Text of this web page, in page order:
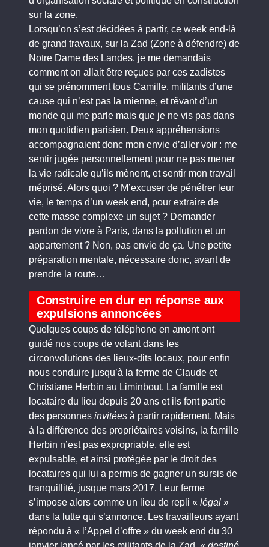
sur la zone.
Lorsqu’on s’est décidées à partir, ce week end-là
de grand travaux, sur la Zad (Zone à défendre) de
Notre Dame des Landes, je me demandais
comment on allait être reçues par ces zadistes
qui se prénomment tous Camille, militants d’une
cause qui n’est pas la mienne, et rêvant d’un
monde qui me parle mais que je ne vis pas dans
mon quotidien parisien. Deux appréhensions
accompagnaient donc mon envie d’aller voir : me
sentir jugée personnellement pour ne pas mener
la vie radicale qu’ils mènent, et sentir mon travail
méprisé. Alors quoi ? M’excuser de pénétrer leur
vie, le temps d’un week end, pour extraire de
cette masse complexe un sujet ? Demander
pardon de vivre à Paris, dans la pollution et un
appartement ? Non, pas envie de ça. Une petite
préparation mentale, nécessaire donc, avant de
prendre la route…
Construire en dur en réponse aux
expulsions annoncées
Quelques coups de téléphone en amont ont
guidé nos coups de volant dans les
circonvolutions des lieux-dits locaux, pour enfin
nous conduire jusqu’à la ferme de Claude et
Christiane Herbin au Liminbout. La famille est
locataire du lieu depuis 20 ans et ils font partie
des personnes invitées à partir rapidement. Mais
à la différence des propriétaires voisins, la famille
Herbin n’est pas expropriable, elle est
expulsable, et ainsi protégée par le droit des
locataires qui lui a permis de gagner un sursis de
tranquillité, jusque mars 2017. Leur ferme
s’impose alors comme un lieu de repli « légal »
dans la lutte qui s’annonce. Les travailleurs ayant
répondu à « l’Appel d’offre » du week end du 30